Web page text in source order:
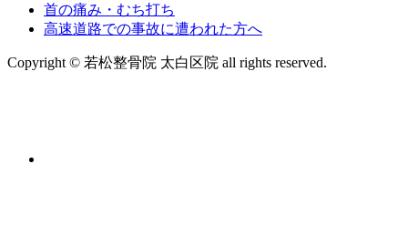
首の痛み・むち打ち
高速道路での事故に遭われた方へ
Copyright © 若松整骨院 太白区院 all rights reserved.